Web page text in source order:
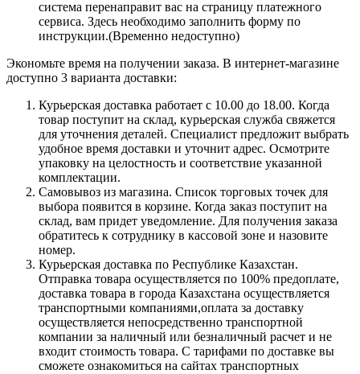
система перенаправит вас на страницу платежного
сервиса. Здесь необходимо заполнить форму по
инструкции.(Временно недоступно)
Экономьте время на получении заказа. В интернет-магазине
доступно 3 варианта доставки:
Курьерская доставка работает с 10.00 до 18.00. Когда
товар поступит на склад, курьерская служба свяжется
для уточнения деталей. Специалист предложит выбрать
удобное время доставки и уточнит адрес. Осмотрите
упаковку на целостность и соответствие указанной
комплектации.
Самовывоз из магазина. Список торговых точек для
выбора появится в корзине. Когда заказ поступит на
склад, вам придет уведомление. Для получения заказа
обратитесь к сотруднику в кассовой зоне и назовите
номер.
Курьерская доставка по Республике Казахстан.
Отправка товара осуществляется по 100% предоплате,
доставка товара в города Казахстана осуществляется
транспортными компаниями,оплата за доставку
осуществляется непосредственно транспортной
компании за наличный или безналичный расчет и не
входит стоимость товара. С тарифами по доставке вы
сможете ознакомиться на сайтах транспортных